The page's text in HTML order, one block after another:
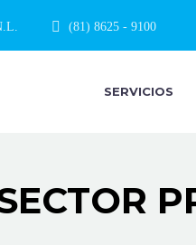
(81) 8625 - 9100
SERVICIOS